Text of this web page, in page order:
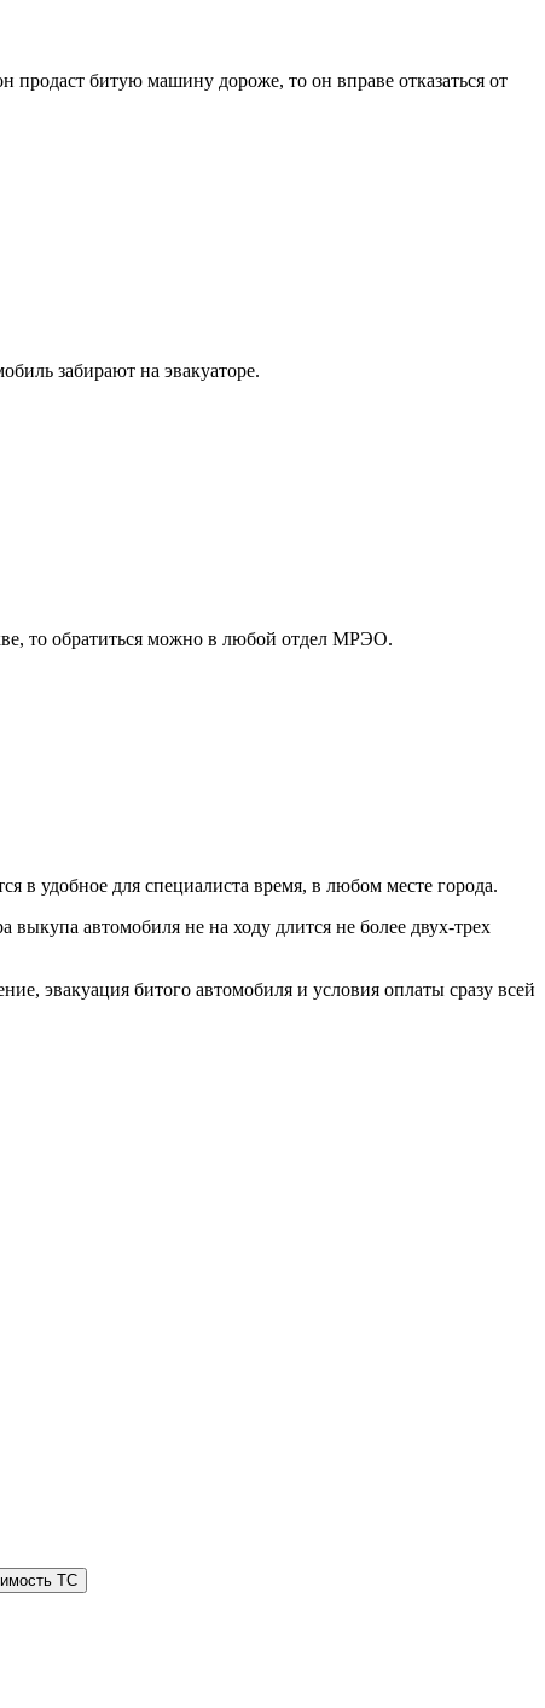
продаст битую машину дороже, то он вправе отказаться от
забирают на эвакуаторе.
то обратиться можно в любой отдел МРЭО.
в удобное для специалиста время, в любом месте города.
автомобиля не на ходу длится не более двух-трех
эвакуация битого автомобиля и условия оплаты сразу всей